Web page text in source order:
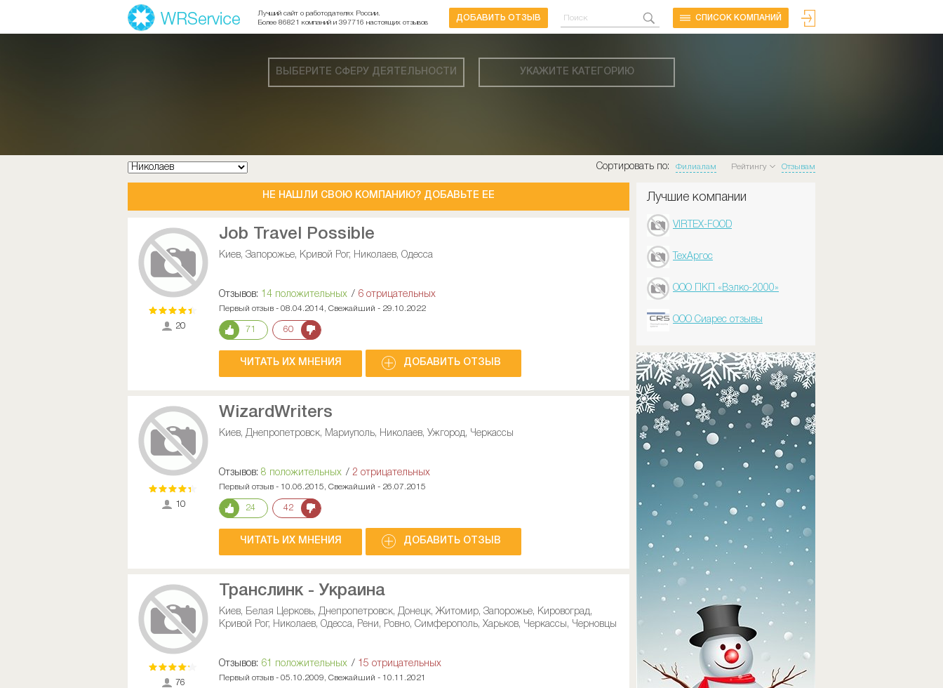
Лучший сайт о работодателях России.
Более 86821 компаний и 397716 настоящих отзывов
ДОБАВИТЬ ОТЗЫВ CПИСОК КОМПАНИЙ
ВЫБЕРИТЕ СФЕРУ ДЕЯТЕЛЬНОСТИ УКАЖИТЕ КАТЕГОРИЮ
Сортировать по: Филиалам Рейтингу Отзывам
Лучшие компании
VIRTEX-FOOD
ТехАргос
ООО ПКП «Вэлко-2000»
ООО Сиарес отзывы
НЕ НАШЛИ СВОЮ КОМПАНИЮ? ДОБАВЬТЕ ЕЕ
20
Job Travel Possible
Киев, Запорожье, Кривой Рог, Николаев, Одесса
Отзывов: 14 положительных / 6 отрицательных
Первый отзыв - 08.04.2014, Свежайший - 29.10.2022
71 60
ЧИТАТЬ ИХ МНЕНИЯ ДОБАВИТЬ ОТЗЫВ
10
WizardWriters
Киев, Днепропетровск, Мариуполь, Николаев, Ужгород, Черкассы
Отзывов: 8 положительных / 2 отрицательных
Первый отзыв - 10.06.2015, Свежайший - 26.07.2015
24 42
ЧИТАТЬ ИХ МНЕНИЯ ДОБАВИТЬ ОТЗЫВ
76
Транслинк - Украина
Киев, Белая Церковь, Днепропетровск, Донецк, Житомир, Запорожье, Кировоград,
Кривой Рог, Николаев, Одесса, Рени, Ровно, Симферополь, Харьков, Черкассы, Черновцы
Отзывов: 61 положительных / 15 отрицательных
Первый отзыв - 05.10.2009, Свежайший - 10.11.2021